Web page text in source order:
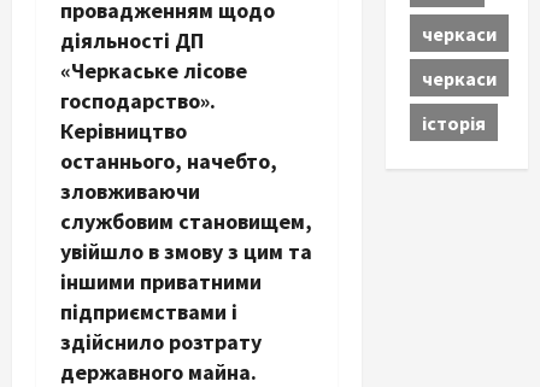
провадженням щодо
діяльності ДП
«Черкаське лісове
господарство».
Керівництво
останнього, начебто,
зловживаючи
службовим становищем,
увійшло в змову з цим та
іншими приватними
підприємствами і
здійснило розтрату
державного майна.
черкаси
черкаси
історія